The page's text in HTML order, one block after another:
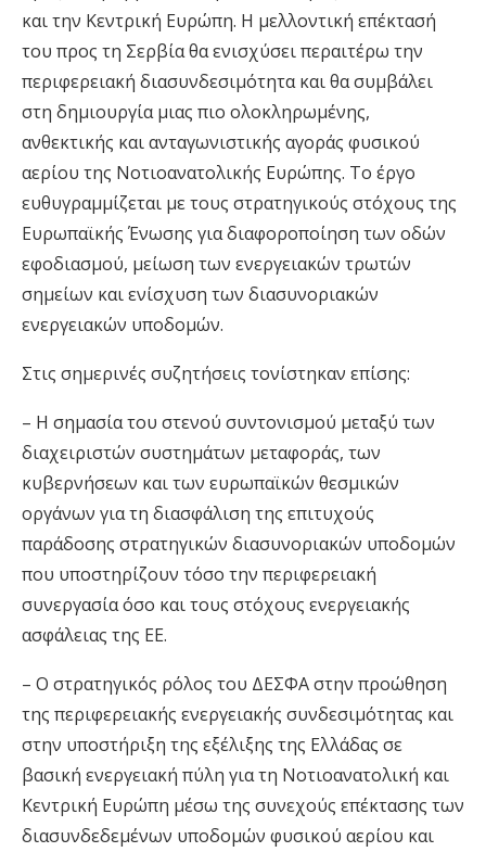
και την Κεντρική Ευρώπη. Η μελλοντική επέκτασή
του προς τη Σερβία θα ενισχύσει περαιτέρω την
περιφερειακή διασυνδεσιμότητα και θα συμβάλει
στη δημιουργία μιας πιο ολοκληρωμένης,
ανθεκτικής και ανταγωνιστικής αγοράς φυσικού
αερίου της Νοτιοανατολικής Ευρώπης. Το έργο
ευθυγραμμίζεται με τους στρατηγικούς στόχους της
Ευρωπαϊκής Ένωσης για διαφοροποίηση των οδών
εφοδιασμού, μείωση των ενεργειακών τρωτών
σημείων και ενίσχυση των διασυνοριακών
ενεργειακών υποδομών.
Στις σημερινές συζητήσεις τονίστηκαν επίσης:
– Η σημασία του στενού συντονισμού μεταξύ των
διαχειριστών συστημάτων μεταφοράς, των
κυβερνήσεων και των ευρωπαϊκών θεσμικών
οργάνων για τη διασφάλιση της επιτυχούς
παράδοσης στρατηγικών διασυνοριακών υποδομών
που υποστηρίζουν τόσο την περιφερειακή
συνεργασία όσο και τους στόχους ενεργειακής
ασφάλειας της ΕΕ.
– Ο στρατηγικός ρόλος του ΔΕΣΦΑ στην προώθηση
της περιφερειακής ενεργειακής συνδεσιμότητας και
στην υποστήριξη της εξέλιξης της Ελλάδας σε
βασική ενεργειακή πύλη για τη Νοτιοανατολική και
Κεντρική Ευρώπη μέσω της συνεχούς επέκτασης των
διασυνδεδεμένων υποδομών φυσικού αερίου και